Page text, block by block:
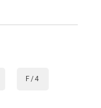
F/4